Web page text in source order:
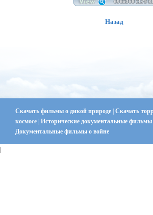
Назад
Скачать фильмы о дикой природе | Скачать
космосе | Исторические документальные фильмы
Документальные фильмы о войне
|